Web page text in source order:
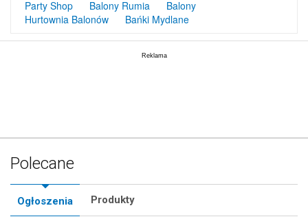
Party Shop
Balony Rumia
Balony
Hurtownia Balonów
Bańki Mydlane
Polecane
Ogłoszenia Produkty